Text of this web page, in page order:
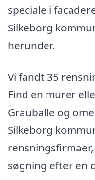
speciale i
Silkeborg
herunder.
Vi fandt 35
Find en murer
Grauballe og
Silkeborg
søgning efter en